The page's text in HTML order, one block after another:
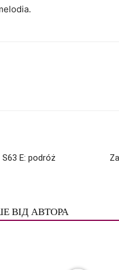
E: podróż
ВІД АВТОРА